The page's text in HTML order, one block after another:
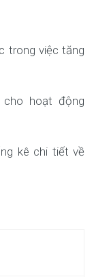
trong việc tăng
hoạt động
kê chi tiết về